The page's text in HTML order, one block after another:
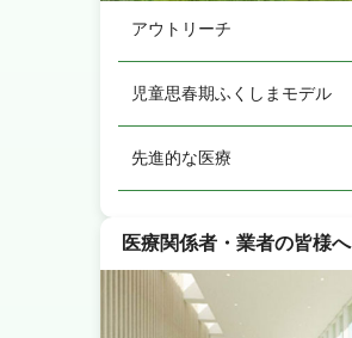
アウトリーチ
児童思春期ふくしまモデル
先進的な医療
医療関係者・業者の皆様へ